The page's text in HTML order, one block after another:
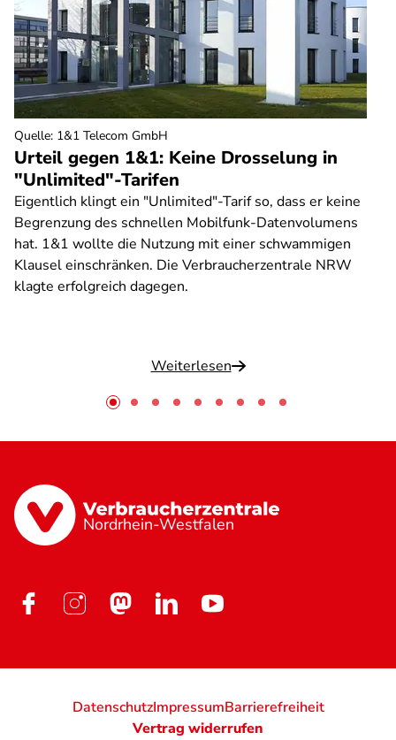
Urteil gegen 1&1: Keine Drosselung in
"Unlimited"-Tarifen
Eigentlich klingt ein "Unlimited"-Tarif so, dass er keine
Begrenzung des schnellen Mobilfunk-Datenvolumens
hat. 1&1 wollte die Nutzung mit einer schwammigen
Klausel einschränken. Die Verbraucherzentrale NRW
klagte erfolgreich dagegen.
Weiterlesen
Quelle: 1&1 Telecom GmbH
Nordrhein-Westfalen
DatenschutzImpressumBarrierefreiheit
Vertrag widerrufen